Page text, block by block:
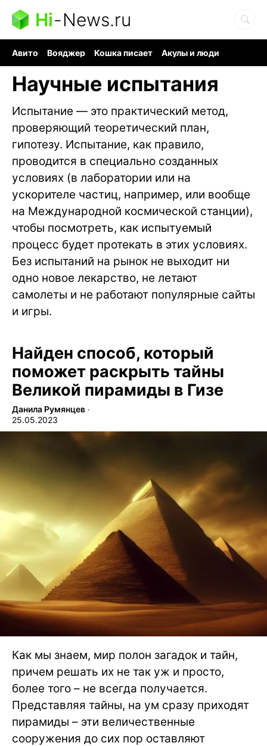
Hi-News.ru
Авито Вояджер Кошка писает
Акулы и люди
Научные испытания
Испытание — это практический метод,
проверяющий теоретический план,
гипотезу. Испытание, как правило,
проводится в специально созданных
условиях (в лаборатории или на
ускорителе частиц, например, или вообще
на Международной космической станции),
чтобы посмотреть, как испытуемый
процесс будет протекать в этих условиях.
Без испытаний на рынок не выходит ни
одно новое лекарство, не летают
самолеты и не работают популярные сайты
и игры.
Найден способ, который
поможет раскрыть тайны
Великой пирамиды в Гизе
Данила Румянцев ∙
25.05.2023
Как мы знаем, мир полон загадок и тайн,
причем решать их не так уж и просто,
более того – не всегда получается.
Представляя тайны, на ум сразу приходят
пирамиды – эти величественные
сооружения до сих пор оставляют